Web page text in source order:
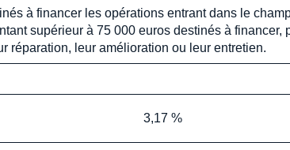
à financer les opérations entrant dans le
supérieur à 75 000 euros destinés à
réparation, leur amélioration ou leur entretien.
3,17 %